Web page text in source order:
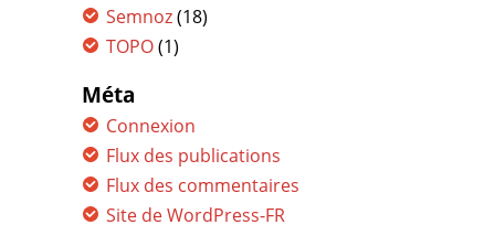
Semnoz(18)
TOPO(1)
Méta
Connexion
Flux des publications
Flux des commentaires
Site de WordPress-FR